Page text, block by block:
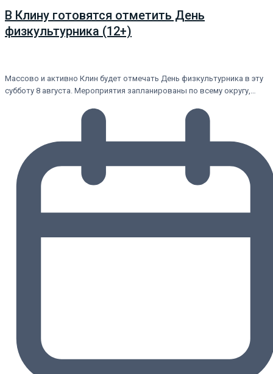
В Клину готовятся отметить День
физкультурника (12+)
Массово и активно Клин будет отмечать День физкультурника в эту
субботу 8 августа. Мероприятия запланированы по всему округу,…